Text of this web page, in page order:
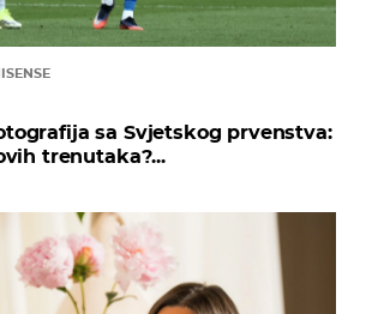
sa Svjetskog prvenstva:
trenutaka?...